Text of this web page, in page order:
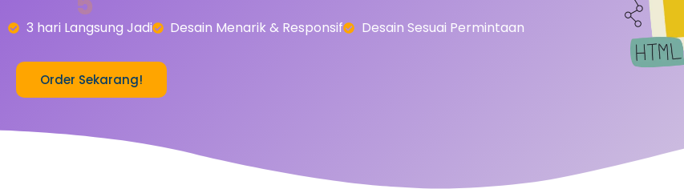
3 hari Langsung Jadi Desain Menarik & Responsif Desain Sesuai Permintaan
Order Sekarang!